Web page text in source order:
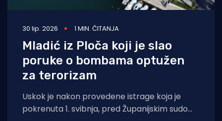
30 lip. 2026 1 MIN. ČITANJA
Mladić iz Ploča koji je slao
poruke o bombama optužen
za terorizam
Uskok je nakon provedene istrage koja je
pokrenuta 1. svibnja, pred Županijskim sudom